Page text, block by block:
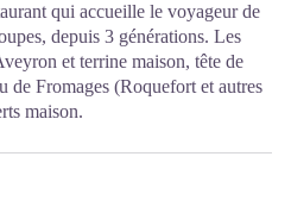
qui accueille le voyageur de
depuis 3 générations. Les
et terrine maison, tête de
de Fromages (Roquefort et autres
maison.